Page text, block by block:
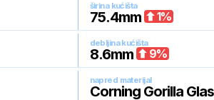
širina kućišta
75.4mm 1%
debljina kućišta
8.6mm 9%
napred materijal
Corning Gorilla